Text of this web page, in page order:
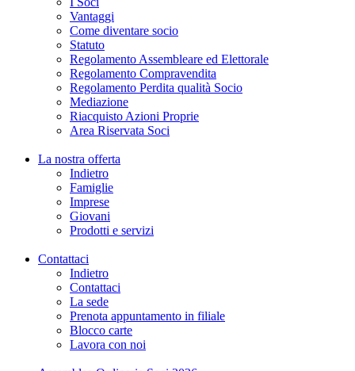
Vantaggi
Come diventare socio
Statuto
Regolamento Assembleare ed Elettorale
Regolamento Compravendita
Regolamento Perdita qualità Socio
Mediazione
Riacquisto Azioni Proprie
Area Riservata Soci
La nostra offerta
Indietro
Famiglie
Imprese
Giovani
Prodotti e servizi
Contattaci
Indietro
Contattaci
La sede
Prenota appuntamento in filiale
Blocco carte
Lavora con noi